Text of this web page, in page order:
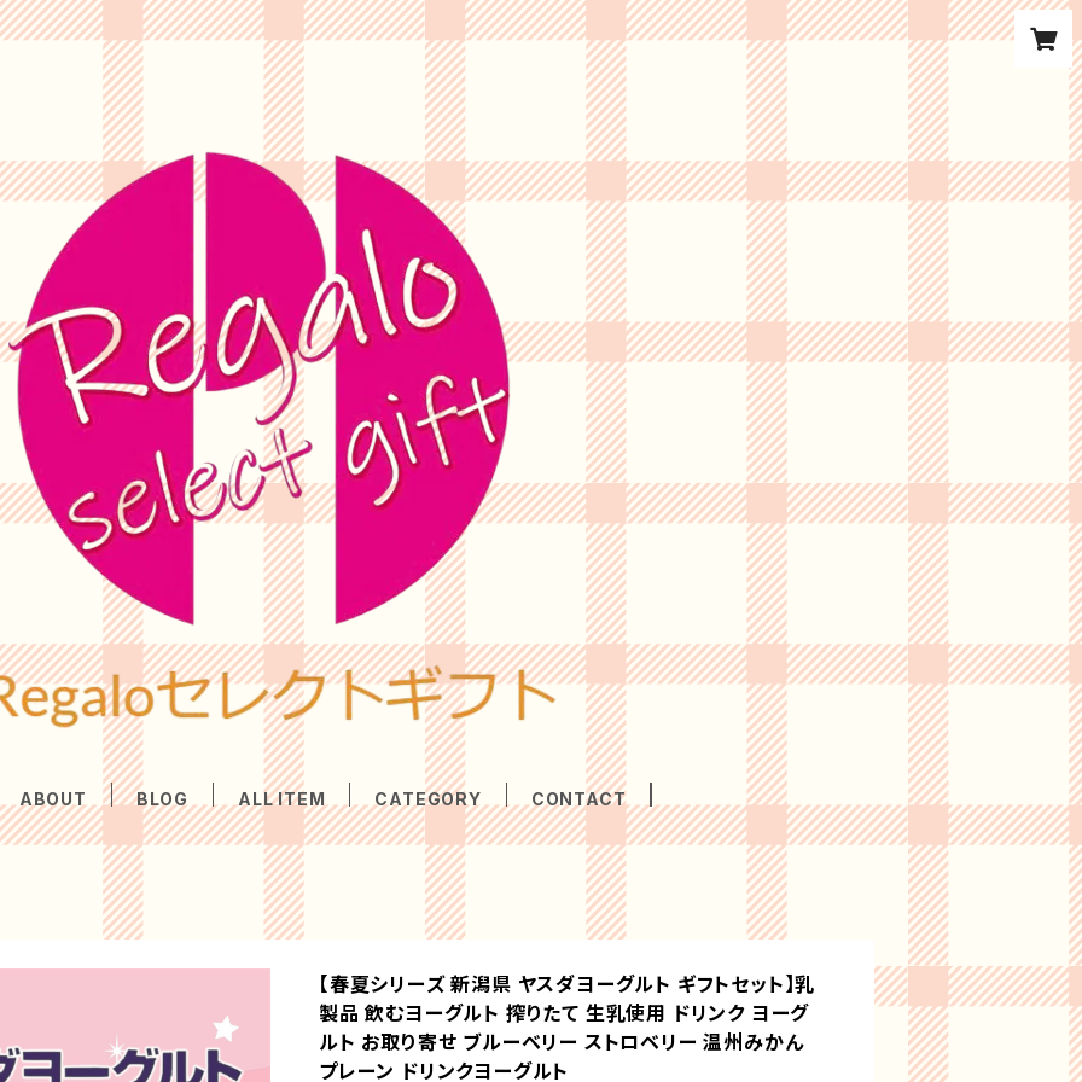
ABOUT BLOG ALL ITEM CATEGORY CONTACT
【春夏シリーズ 新潟県 ヤスダヨーグルト ギフトセット】乳
製品 飲むヨーグルト 搾りたて 生乳使用 ドリンク ヨーグ
ルト お取り寄せ ブルーベリー ストロベリー 温州みかん
プレーン ドリンクヨーグルト